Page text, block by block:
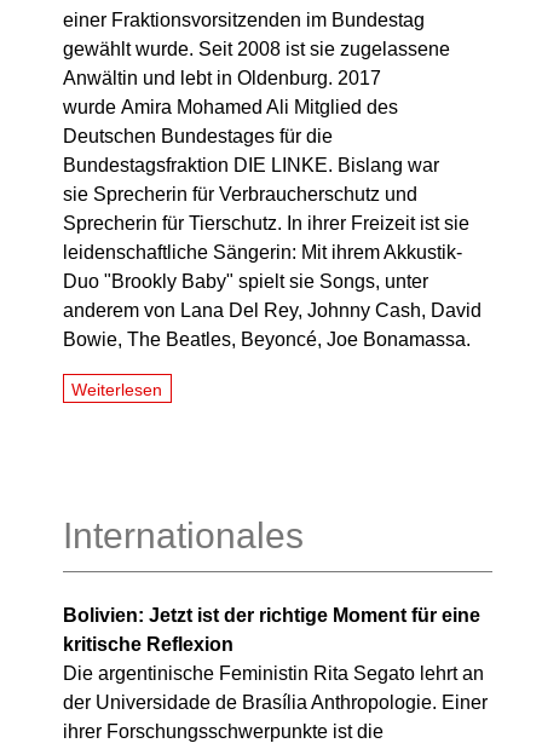
einer Fraktionsvorsitzenden im Bundestag
gewählt wurde. Seit 2008 ist sie zugelassene
Anwältin und lebt in Oldenburg. 2017
wurde Amira Mohamed Ali Mitglied des
Deutschen Bundestages für die
Bundestagsfraktion DIE LINKE. Bislang war
sie Sprecherin für Verbraucherschutz und
Sprecherin für Tierschutz. In ihrer Freizeit ist sie
leidenschaftliche Sängerin: Mit ihrem Akkustik-
Duo "Brookly Baby" spielt sie Songs, unter
anderem von Lana Del Rey, Johnny Cash, David
Bowie, The Beatles, Beyoncé, Joe Bonamassa.
Weiterlesen
Internationales
Bolivien: Jetzt ist der richtige Moment für eine
kritische Reflexion
Die argentinische Feministin Rita Segato lehrt an
der Universidade de Brasília Anthropologie. Einer
ihrer Forschungsschwerpunkte ist die